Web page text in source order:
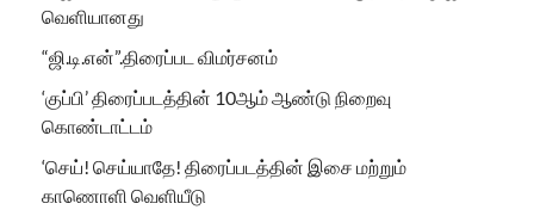
வெளியானது
“ஜி.டி.என்”.திரைப்பட விமர்சனம்
‘குப்பி’ திரைப்படத்தின் 10ஆம் ஆண்டு நிறைவு
கொண்டாட்டம்
‘செய்! செய்யாதே! திரைப்படத்தின் இசை மற்றும்
காணொளி வெளியீடு